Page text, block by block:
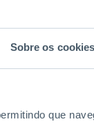
Sobre os cookies
que